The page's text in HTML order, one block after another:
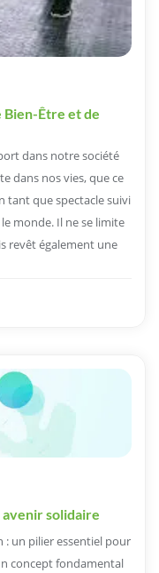
Bien-Être et de
dans notre société
dans nos vies, que ce
tant que spectacle suivi
monde. Il ne se limite
revêt également une
solidaire
: un pilier essentiel pour
concept fondamental